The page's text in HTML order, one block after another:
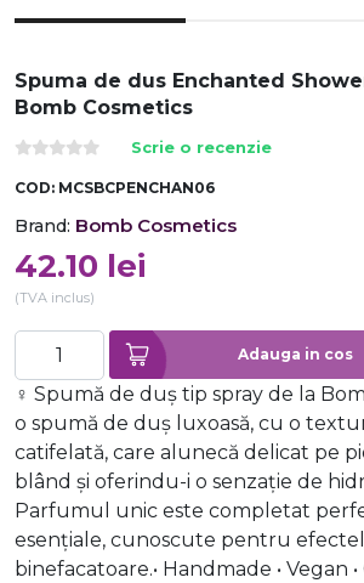
Spuma de dus Enchanted
Bomb Cosmetics
Scrie o recenzie
COD: MCSBCPENCHAN06
Brand: Bomb Cosmetics
42.10 lei
(TVA inclus)
Adauga in cos
‍♀️ Spumă de duș tip spray de la
o spumă de duș luxoasă, cu o
catifelată, care alunecă delicat pe
blând și oferindu-i o senzație de
Parfumul unic este completat
esențiale, cunoscute pentru
binefacatoare.• Handmade • Vegan